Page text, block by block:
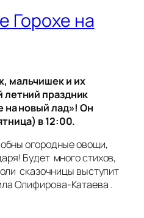
Горохе на
мальчишек и их
летний праздник
на новый лад»! Он
в 12:00.
огородные овощи,
Будет много стихов,
сказочницы выступит
Олифирова-Катаева .